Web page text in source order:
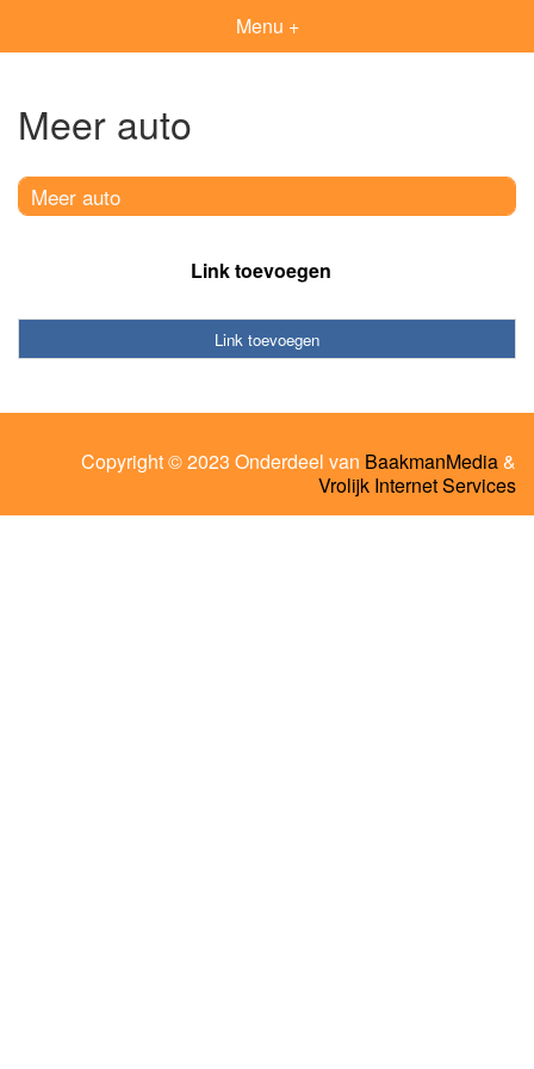
Menu +
Meer auto
Meer auto
Link toevoegen
Link toevoegen
Copyright © 2023 Onderdeel van BaakmanMedia&
Vrolijk Internet Services